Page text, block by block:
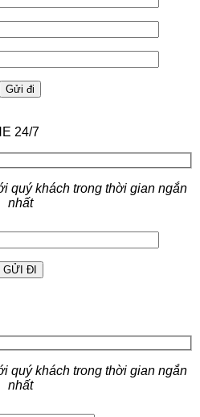
24/7
quý khách trong thời gian ngắn
nhất
quý khách trong thời gian ngắn
nhất